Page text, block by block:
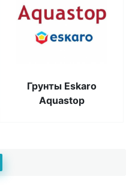
Грунты Eskaro
Aquastop